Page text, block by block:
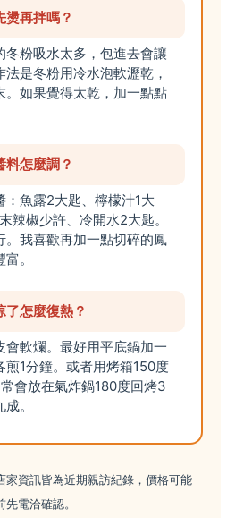
燙再拌嗎？
冬粉吸水太多，包進去會讓
是冬粉用冷水泡軟瀝乾，
。如果覺得太乾，加一點點
料怎麼調？
：魚露2大匙、檸檬汁1大
辣椒少許、冷開水2大匙。
。我喜歡再加一點切碎的鳳
。
了怎麼復熱？
會軟爛。最好用平底鍋加一
煎1分鐘。或者用烤箱150度
會放在氣炸鍋180度回烤3
。
家資訊皆為近期親訪紀錄，價格可能
電洽確認。